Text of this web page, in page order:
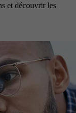
et découvrir les